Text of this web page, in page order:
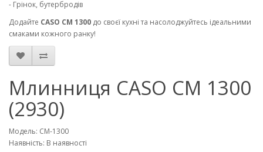
- Грінок, бутербродів
Додайте CASO CM 1300 до своєї кухні та насолоджуйтесь ідеальними
смаками кожного ранку!
Млинниця CASO CM 1300
(2930)
Модель: CM-1300
Наявність: В наявності